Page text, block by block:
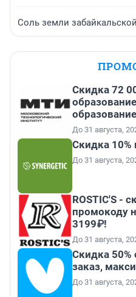
Соль земли
Скидка 72
До 31 августа,
Скидка 10%
До 31 августа,
ROSTIC'S -
промокоду
3199₽!
До 31 августа,
Скидка 50%
заказ,
До 31 августа,